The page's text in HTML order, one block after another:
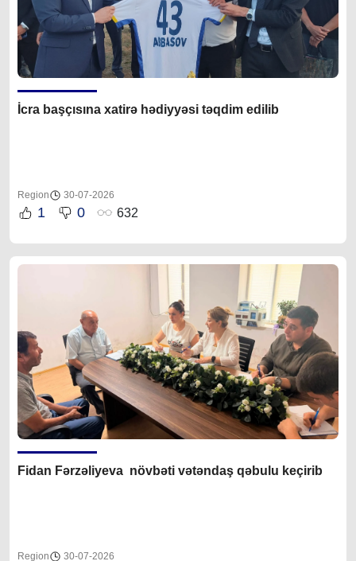
İcra başçısına xatirə hədiyyəsi təqdim edilib
Region 30-07-2026
1 0 632
Fidan Fərzəliyeva növbəti vətəndaş qəbulu keçirib
Region 30-07-2026